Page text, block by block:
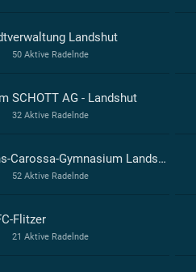
Landshut
50 Aktive Radelnde
SCHOTT AG - Landshut
32 Aktive Radelnde
Hans-Carossa-Gymnasium Landshut
52 Aktive Radelnde
Flitzer
21 Aktive Radelnde